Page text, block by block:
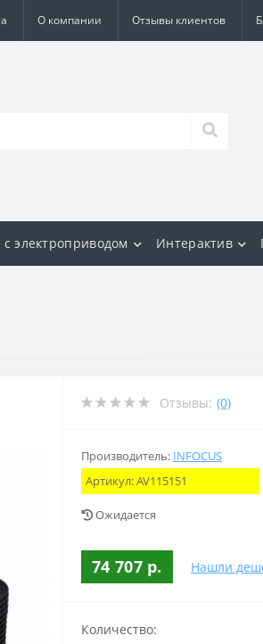
О компании Отзывы клиентов
электроприводом Интерактив
Отзывы: (0)
Производитель: INFOCUS
Артикул:AV115151
Ожидается
74 707 р. Нашли
Количество: